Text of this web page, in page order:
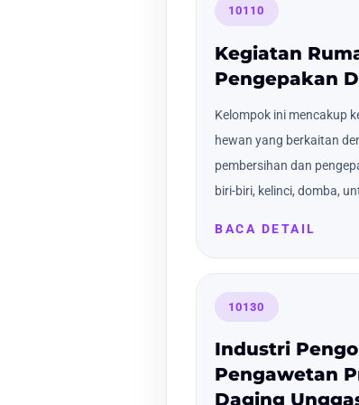
10110
Kegiatan
Pengepakan
Kelompok ini mencakup
hewan yang berkaitan
pembersihan dan
biri-biri, kelinci, domba,
BACA DETAIL
10130
Industri
Pengawetan
Daging